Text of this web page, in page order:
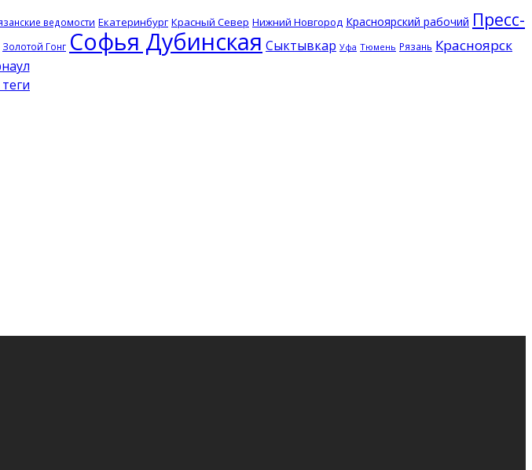
ведомости Екатеринбург Красный Север Нижний Новгород Красноярский рабочий Пресс-
Золотой Гонг Софья Дубинская Сыктывкар Уфа Тюмень Рязань Красноярск